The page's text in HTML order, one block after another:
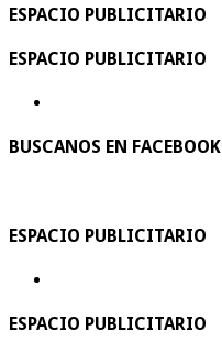
ESPACIO PUBLICITARIO
ESPACIO PUBLICITARIO
BUSCANOS EN FACEBOOK
ESPACIO PUBLICITARIO
ESPACIO PUBLICITARIO